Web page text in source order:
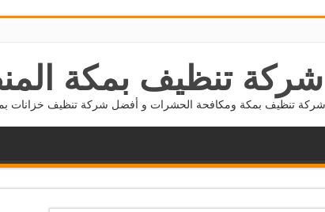
تنظيف بمكة
تنظيف بمكة ومكافحة الحشرات و أفضل شركة تنظيف خزانات بمكة